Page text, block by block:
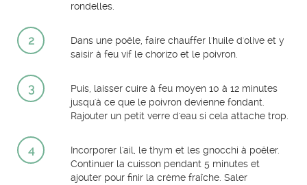
rondelles.
2
Dans une poêle, faire chauffer l'huile d'olive et y
saisir à feu vif le chorizo et le poivron.
3
Puis, laisser cuire à feu moyen 10 à 12 minutes
jusqu'à ce que le poivron devienne fondant.
Rajouter un petit verre d'eau si cela attache trop.
4
Incorporer l'ail, le thym et les gnocchi à poêler.
Continuer la cuisson pendant 5 minutes et
ajouter pour finir la crème fraîche. Saler